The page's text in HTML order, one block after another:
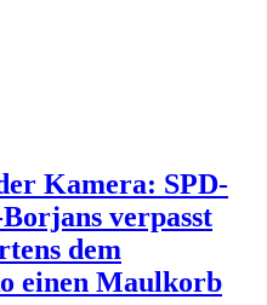
Kamera: SPD-
verpasst
dem
einen Maulkorb